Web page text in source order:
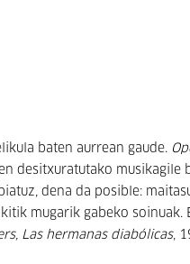
baten aurrean gaude.
desitxuratutako musikagile
dena da posible:
mugarik gabeko soinuak.
Las hermanas diabólicas,